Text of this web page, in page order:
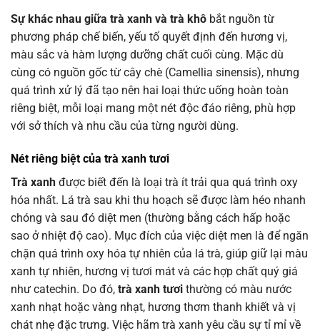
Sự khác nhau giữa trà xanh và trà khô bắt nguồn từ
phương pháp chế biến, yếu tố quyết định đến hương vị,
màu sắc và hàm lượng dưỡng chất cuối cùng. Mặc dù
cùng có nguồn gốc từ cây chè (Camellia sinensis), nhưng
quá trình xử lý đã tạo nên hai loại thức uống hoàn toàn
riêng biệt, mỗi loại mang một nét độc đáo riêng, phù hợp
với sở thích và nhu cầu của từng người dùng.
Nét riêng biệt của trà xanh tươi
Trà xanh được biết đến là loại trà ít trải qua quá trình oxy
hóa nhất. Lá trà sau khi thu hoạch sẽ được làm héo nhanh
chóng và sau đó diệt men (thường bằng cách hấp hoặc
sao ở nhiệt độ cao). Mục đích của việc diệt men là để ngăn
chặn quá trình oxy hóa tự nhiên của lá trà, giúp giữ lại màu
xanh tự nhiên, hương vị tươi mát và các hợp chất quý giá
như catechin. Do đó, trà xanh tươi thường có màu nước
xanh nhạt hoặc vàng nhạt, hương thơm thanh khiết và vị
chát nhẹ đặc trưng. Việc hãm trà xanh yêu cầu sự tỉ mỉ về